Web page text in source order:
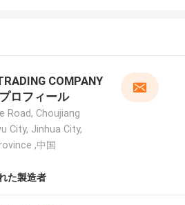
COMPANY
ロフィール
Road, Choujiang
City, Jinhua City,
,中国
た製造者